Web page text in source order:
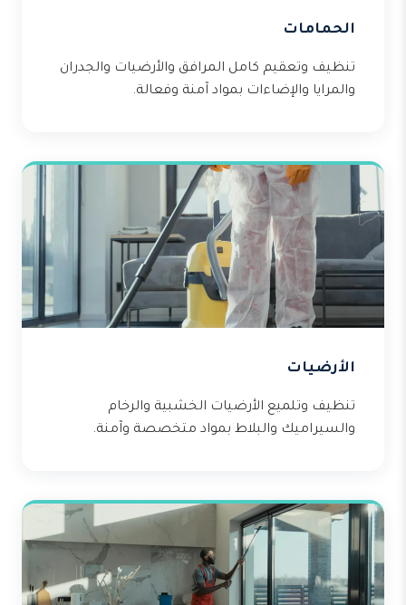
الحمامات
تنظيف وتعقيم كامل المرافق والأرضيات والجدران
والمرايا والإضاءات بمواد آمنة وفعالة.
الأرضيات
تنظيف وتلميع الأرضيات الخشبية والرخام
والسيراميك والبلاط بمواد متخصصة وآمنة.